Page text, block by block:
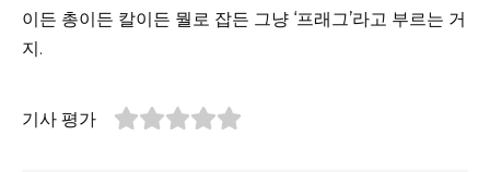
이든 총이든 칼이든 뭘로 잡든 그냥 ‘프래그’라고 부르는 거
지.
기사 평가